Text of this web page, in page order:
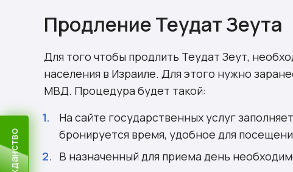
Продление Теудат Зеута
Для того чтобы продлить Теудат Зеут,
населения в Израиле. Для этого нужно
МВД. Процедура будет такой:
На сайте государственных услуг
бронируется время, удобное для
В назначенный для приема день